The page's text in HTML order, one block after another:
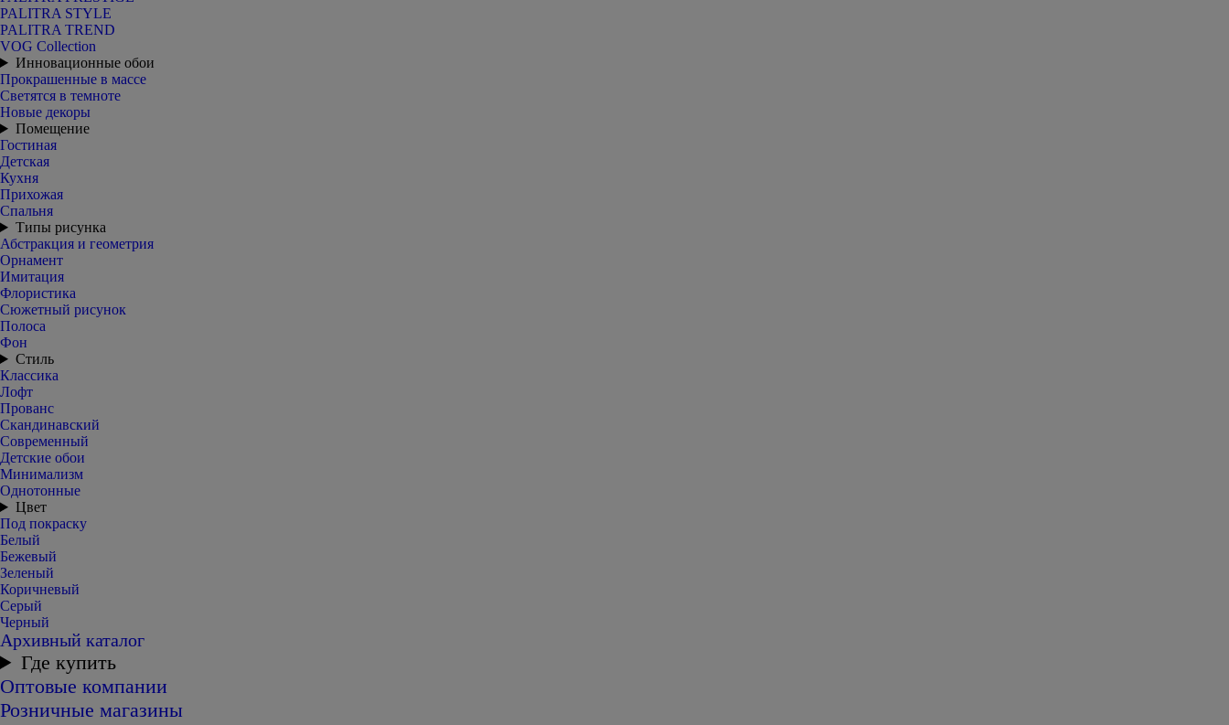
PALITRA STYLE
PALITRA TREND
VOG Collection
Инновационные обои
Прокрашенные в массе
Светятся в темноте
Новые декоры
Помещение
Гостиная
Детская
Кухня
Прихожая
Спальня
Типы рисунка
Абстракция и геометрия
Орнамент
Имитация
Флористика
Сюжетный рисунок
Полоса
Фон
Стиль
Классика
Лофт
Прованс
Скандинавский
Современный
Детские обои
Минимализм
Однотонные
Цвет
Под покраску
Белый
Бежевый
Зеленый
Коричневый
Серый
Черный
Архивный каталог
Где купить
Оптовые компании
Розничные магазины